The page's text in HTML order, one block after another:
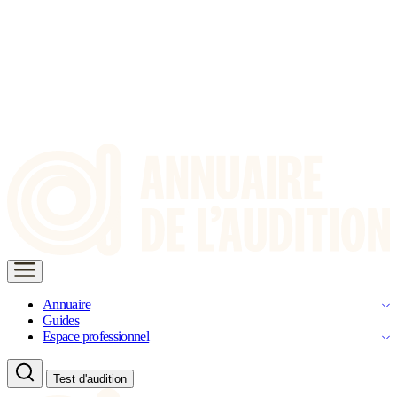
Annuaire
Guides
Espace professionnel
Test d'audition